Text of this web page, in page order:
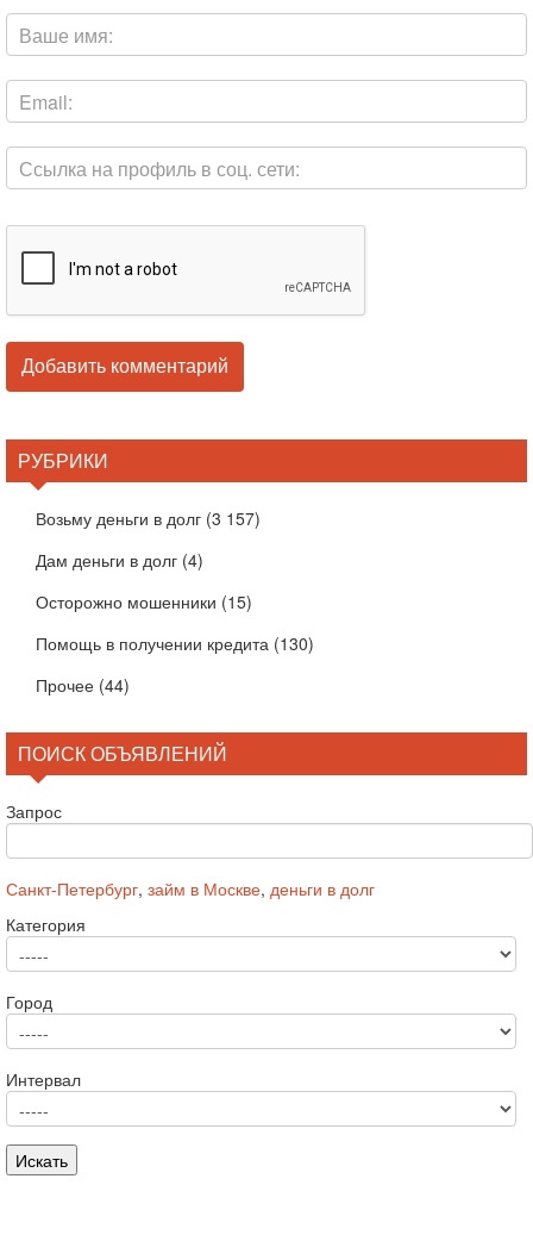
РУБРИКИ
Возьму деньги в долг (3 157)
Дам деньги в долг (4)
Осторожно мошенники (15)
Помощь в получении кредита (130)
Прочее (44)
ПОИСК ОБЪЯВЛЕНИЙ
Запрос
Санкт-Петербург, займ в Москве, деньги в долг
Категория
Город
Интервал